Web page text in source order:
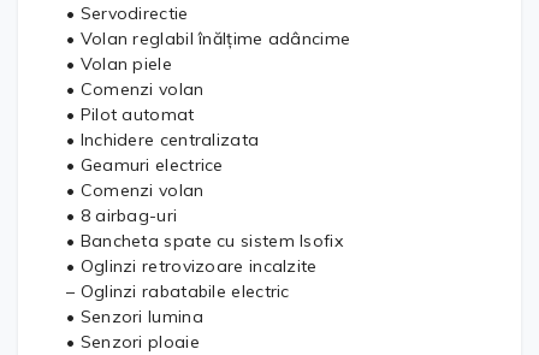
• Servodirectie
• Volan reglabil înălțime adâncime
• Volan piele
• Comenzi volan
• Pilot automat
• Inchidere centralizata
• Geamuri electrice
• Comenzi volan
• 8 airbag-uri
• Bancheta spate cu sistem Isofix
• Oglinzi retrovizoare incalzite
– Oglinzi rabatabile electric
• Senzori lumina
• Senzori ploaie